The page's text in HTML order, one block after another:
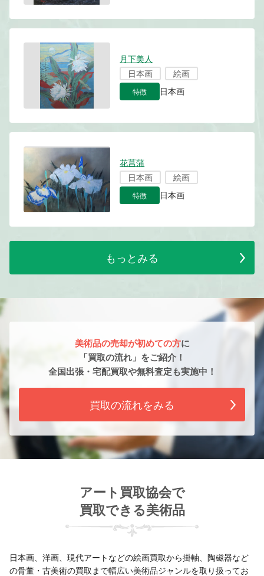
月下美人
日本画
絵画
特徴 日本画
花菖蒲
日本画
絵画
特徴 日本画
もっとみる
美術品の売却が初めての方に
「買取の流れ」をご紹介！
全国出張・宅配買取や無料査定も実施中！
買取の流れをみる
アート買取協会で
買取できる美術品
日本画、洋画、現代アートなどの絵画買取から掛軸、陶磁器など
の骨董・古美術の買取まで幅広い美術品ジャンルを取り扱ってお